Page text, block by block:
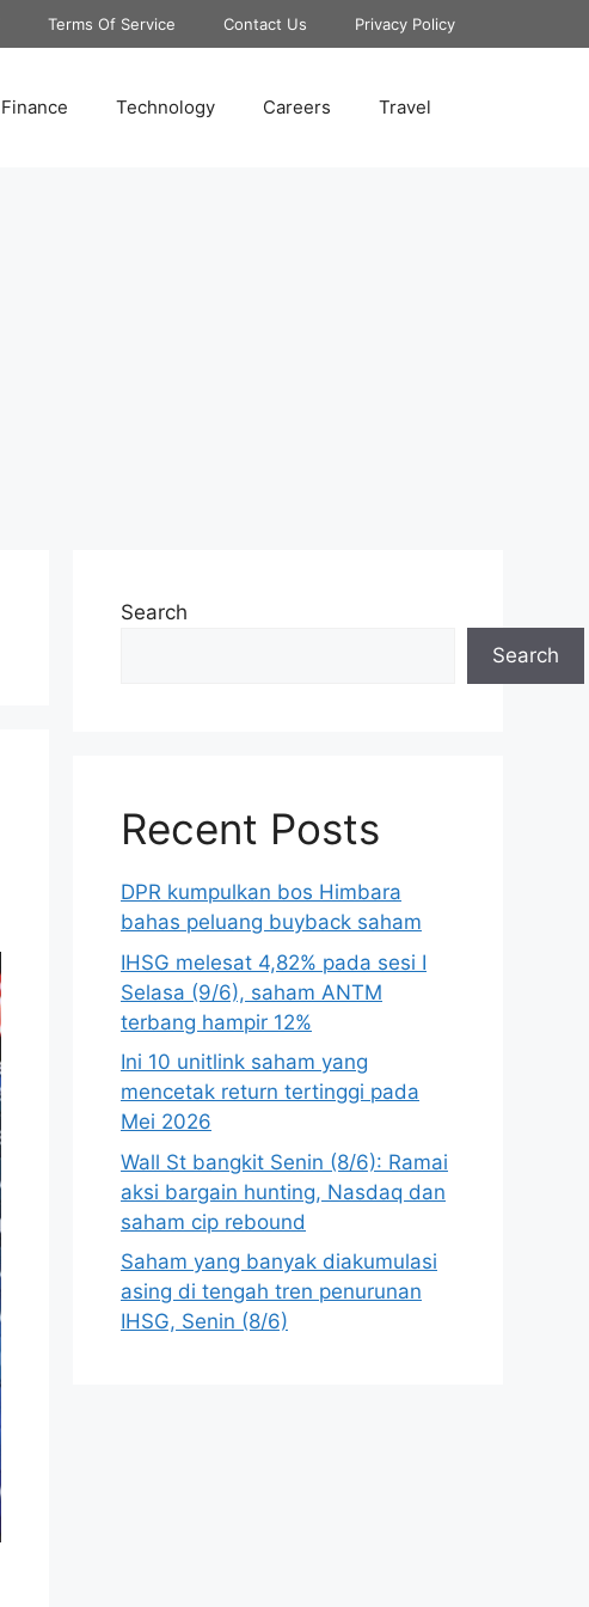
Terms Of Service Contact Us Privacy Policy
Finance Technology Careers Travel
Search
Search
Recent Posts
DPR kumpulkan bos Himbara
bahas peluang buyback saham
IHSG melesat 4,82% pada sesi I
Selasa (9/6), saham ANTM
terbang hampir 12%
Ini 10 unitlink saham yang
mencetak return tertinggi pada
Mei 2026
Wall St bangkit Senin (8/6): Ramai
aksi bargain hunting, Nasdaq dan
saham cip rebound
Saham yang banyak diakumulasi
asing di tengah tren penurunan
IHSG, Senin (8/6)